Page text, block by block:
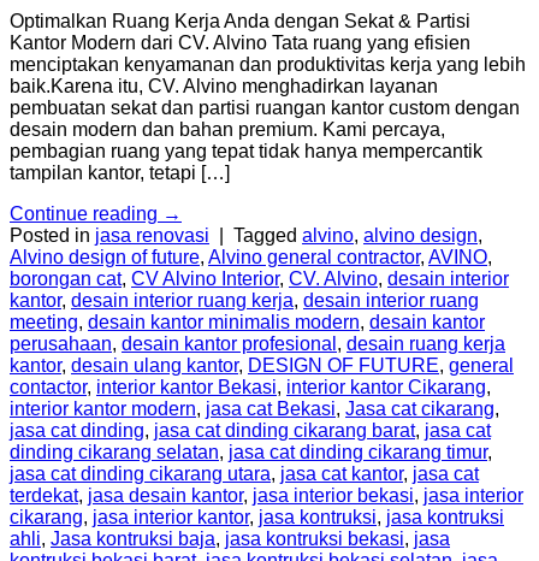
Optimalkan Ruang Kerja Anda dengan Sekat & Partisi
Kantor Modern dari CV. Alvino Tata ruang yang efisien
menciptakan kenyamanan dan produktivitas kerja yang lebih
baik.Karena itu, CV. Alvino menghadirkan layanan
pembuatan sekat dan partisi ruangan kantor custom dengan
desain modern dan bahan premium. Kami percaya,
pembagian ruang yang tepat tidak hanya mempercantik
tampilan kantor, tetapi […]
Continue reading →
Posted in jasa renovasi Tagged alvino, alvino design,
Alvino design of future, Alvino general contractor, AVINO,
borongan cat, CV Alvino Interior, CV. Alvino, desain interior
kantor, desain interior ruang kerja, desain interior ruang
meeting, desain kantor minimalis modern, desain kantor
perusahaan, desain kantor profesional , desain ruang kerja
kantor, desain ulang kantor, DESIGN OF FUTURE, general
contactor, interior kantor Bekasi, interior kantor Cikarang,
interior kantor modern, jasa cat Bekasi, Jasa cat cikarang,
jasa cat dinding, jasa cat dinding cikarang barat, jasa cat
dinding cikarang selatan, jasa cat dinding cikarang timur,
jasa cat dinding cikarang utara, jasa cat kantor, jasa cat
terdekat, jasa desain kantor, jasa interior bekasi, jasa interior
cikarang, jasa interior kantor, jasa kontruksi, jasa kontruksi
ahli, Jasa kontruksi baja, jasa kontruksi bekasi, jasa